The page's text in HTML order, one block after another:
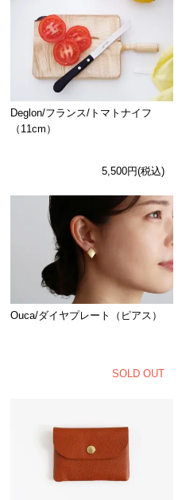
Deglon/フランス/トマトナイフ
（11cm）
5,500円(税込)
Ouca/ダイヤプレート（ピアス）
SOLD OUT